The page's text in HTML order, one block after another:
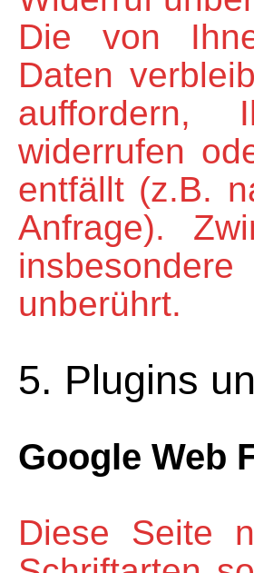
Die von
Daten
auffordern,
widerrufen
entfällt (z.B.
Anfrage).
unberührt.
5. Plugins
Google Web
Diese Seite